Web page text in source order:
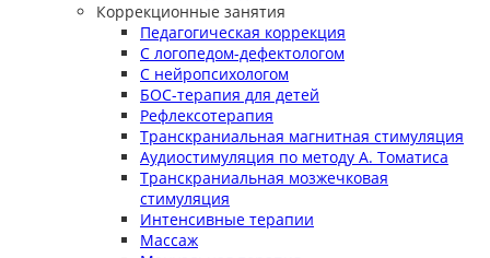
Коррекционные занятия
Педагогическая коррекция
С логопедом-дефектологом
С нейропсихологом
БОС-терапия для детей
Рефлексотерапия
Транскраниальная магнитная стимуляция
Аудиостимуляция по методу А. Томатиса
Транскраниальная мозжечковая
стимуляция
Интенсивные терапии
Массаж